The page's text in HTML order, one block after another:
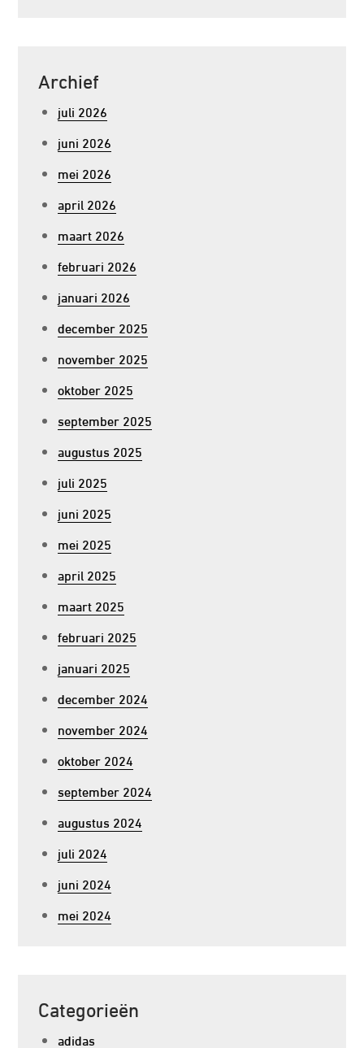
Archief
juli 2026
juni 2026
mei 2026
april 2026
maart 2026
februari 2026
januari 2026
december 2025
november 2025
oktober 2025
september 2025
augustus 2025
juli 2025
juni 2025
mei 2025
april 2025
maart 2025
februari 2025
januari 2025
december 2024
november 2024
oktober 2024
september 2024
augustus 2024
juli 2024
juni 2024
mei 2024
Categorieën
adidas